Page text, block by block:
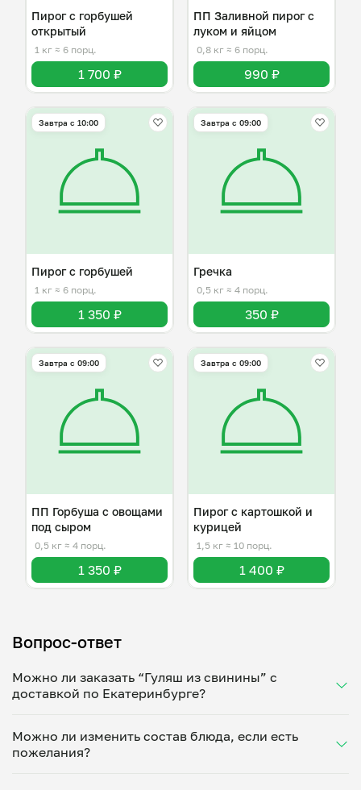
Пирог с горбушей
открытый
1 кг ≈ 6 порц.
1 700 ₽
ПП Заливной пирог с
луком и яйцом
0,8 кг ≈ 6 порц.
990 ₽
Завтра c 10:00
Пирог с горбушей
1 кг ≈ 6 порц.
1 350 ₽
Завтра c 09:00
Гречка
0,5 кг ≈ 4 порц.
350 ₽
Завтра c 09:00
ПП Горбуша с овощами
под сыром
0,5 кг ≈ 4 порц.
1 350 ₽
Завтра c 09:00
Пирог с картошкой и
курицей
1,5 кг ≈ 10 порц.
1 400 ₽
Вопрос-ответ
Можно ли заказать “Гуляш из свинины” с
доставкой по Екатеринбурге?
Укажите удобное время — и получите свежее
домашнее блюдо в большой порции прямо с плиты.
минут. Статус заказа отслеживайте в личном
Можно ли изменить состав блюда, если есть
пожелания?